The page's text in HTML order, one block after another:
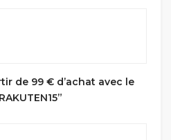
de 99 € d’achat avec le